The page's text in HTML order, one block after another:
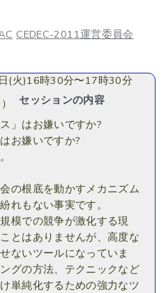
CEDEC-2011運営委員会
(火)16時30分〜17時30分
セッションの内容
」はお嫌いですか?
お嫌いですか?
の根底を動かすメカニズム
れもない事実です。
模での競争が激化する現
とはありませんが、高度な
ないツールになっていま
グの方法、テクニックなど
単純化するための強力なツ